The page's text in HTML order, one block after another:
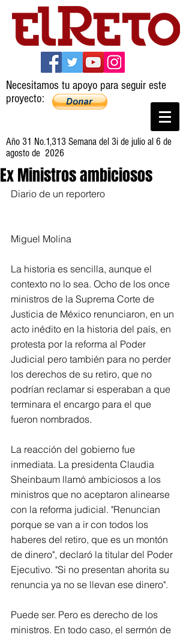
Necesitamos tu apoyo para seguir este
proyecto:
Año 31 No.1,313 Semana del 3i de julio al 6 de
agosto de 2026
Ex Ministros ambiciosos
Diario de un reportero
Miguel Molina
La historia es sencilla, aunque el
contexto no lo sea. Ocho de los once
ministros de la Suprema Corte de
Justicia de México renunciaron, en un
acto inédito en la historia del país, en
protesta por la reforma al Poder
Judicial pero también para no perder
los derechos de su retiro, que no
podrían reclamar si esperaban a que
terminara el encargo para el que
fueron nombrados.
La reacción del gobierno fue
inmediata. La presidenta Claudia
Sheinbaum llamó ambiciosos a los
ministros que no aceptaron alinearse
con la reforma judicial. "Renuncian
porque se van a ir con todos los
haberes del retiro, que es un montón
de dinero", declaró la titular del Poder
Ejecutivo. "Si no presentan ahorita su
renuncia ya no se llevan ese dinero".
Puede ser. Pero es derecho de los
ministros. En todo caso, el sermón de